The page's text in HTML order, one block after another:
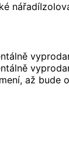
nářadí
až bude